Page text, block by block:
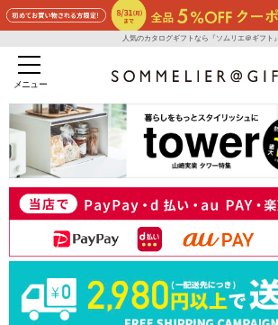
人気のカタログギフトなら『ソムリエ＠ギフト』
メニュー